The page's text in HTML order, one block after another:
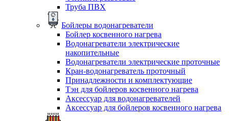
Труба ПВХ
Бойлеры водонагреватели
Бойлер косвенного нагрева
Водонагреватели электрические
накопительные
Водонагреватели электрические проточные
Кран-водонагреватель проточный
Принадлежности и комплектующие
Тэн для бойлеров косвенного нагрева
Аксессуар для водонагревателей
Аксессуар для бойлеров косвенного нагрева